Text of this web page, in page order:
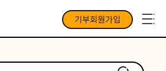
기부회원가입